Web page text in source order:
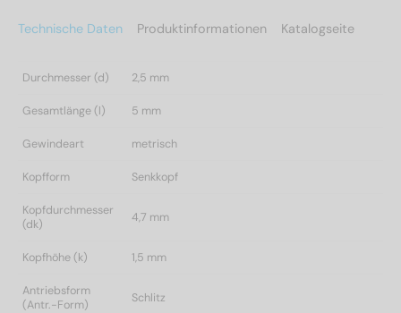
Technische Daten Produktinformationen Katalogseite
Durchmesser (d) 2,5 mm
Gesamtlänge (l) 5 mm
Gewindeart metrisch
Kopfform Senkkopf
Kopfdurchmesser
(dk)
4,7 mm
Kopfhöhe (k) 1,5 mm
Antriebsform
(Antr.-Form)
Schlitz